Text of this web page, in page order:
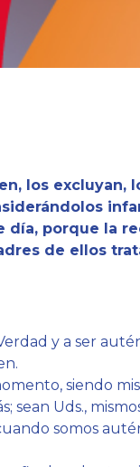
los excluyan,
día, porque la
de ellos
y a ser
siendo
sean Uds.,
somos